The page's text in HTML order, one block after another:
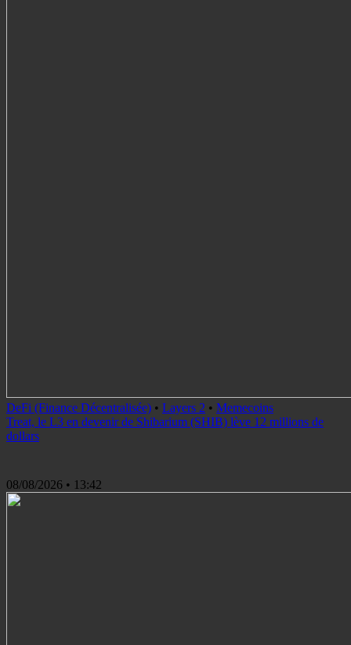
DeFi (Finance Décentralisée) • Layers 2 • Memecoins
Treat, le L3 en devenir de Shibarium (SHIB) lève 12 millions de
dollars
08/08/2026 • 13:42